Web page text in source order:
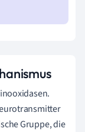
Gruppe, die